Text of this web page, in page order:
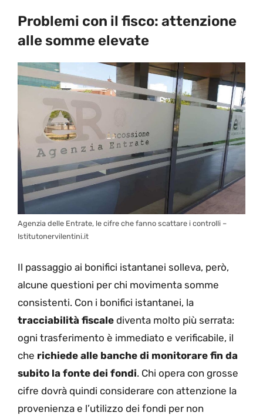
Problemi con il fisco: attenzione
alle somme elevate
Agenzia delle Entrate, le cifre che fanno scattare i controlli –
Istitutonervilentini.it
Il passaggio ai bonifici istantanei solleva, però,
alcune questioni per chi movimenta somme
consistenti. Con i bonifici istantanei, la
tracciabilità fiscale diventa molto più serrata:
ogni trasferimento è immediato e verificabile, il
che richiede alle banche di monitorare fin da
subito la fonte dei fondi. Chi opera con grosse
cifre dovrà quindi considerare con attenzione la
provenienza e l’utilizzo dei fondi per non